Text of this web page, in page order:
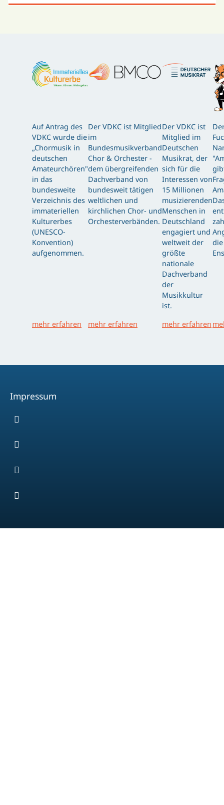
Auf Antrag des
VDKC wurde die
„Chormusik in
deutschen
Amateurchören"
in das
bundesweite
Verzeichnis des
immateriellen
Kulturerbes
(UNESCO-
Konvention)
aufgenommen.
mehr erfahren
Der VDKC ist Mitglied
im
Bundesmusikverband
Chor & Orchester -
dem übergreifenden
Dachverband von
bundesweit tätigen
weltlichen und
kirchlichen Chor- und
Orchesterverbänden.
mehr erfahren
Der VDKC ist
Mitglied im
Deutschen
Musikrat, der
sich für die
Interessen von
15 Millionen
musizierenden
Menschen in
Deutschland
engagiert und
weltweit der
größte
nationale
Dachverband
der
Musikkultur
ist.
mehr erfahren
die
Impressum